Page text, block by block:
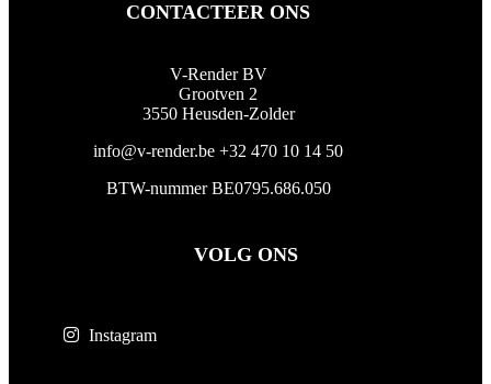
CONTACTEER ONS
V-Render BV
Grootven 2
3550 Heusden-Zolder
info@v-render.be +32 470 10 14 50
BTW-nummer BE0795.686.050
VOLG ONS
Instagram